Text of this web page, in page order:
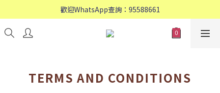
歡迎WhatsApp查詢：95588661
歡迎WhatsApp查詢：95588661
會員專享: 購物滿$800, 免運費
TERMS AND CONDITIONS